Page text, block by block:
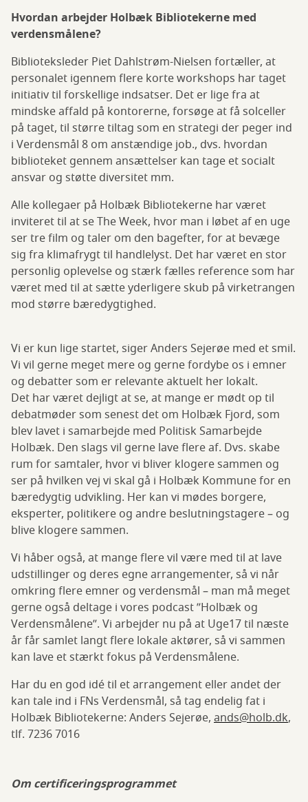
Hvordan arbejder Holbæk Bibliotekerne med
verdensmålene?
Biblioteksleder Piet Dahlstrøm-Nielsen fortæller, at
personalet igennem flere korte workshops har taget
initiativ til forskellige indsatser. Det er lige fra at
mindske affald på kontorerne, forsøge at få solceller
på taget, til større tiltag som en strategi der peger ind
i Verdensmål 8 om anstændige job., dvs. hvordan
biblioteket gennem ansættelser kan tage et socialt
ansvar og støtte diversitet mm.
Alle kollegaer på Holbæk Bibliotekerne har været
inviteret til at se The Week, hvor man i løbet af en uge
ser tre film og taler om den bagefter, for at bevæge
sig fra klimafrygt til handlelyst. Det har været en stor
personlig oplevelse og stærk fælles reference som har
været med til at sætte yderligere skub på virketrangen
mod større bæredygtighed.
Vi er kun lige startet, siger Anders Sejerøe med et smil.
Vi vil gerne meget mere og gerne fordybe os i emner
og debatter som er relevante aktuelt her lokalt.
Det har været dejligt at se, at mange er mødt op til
debatmøder som senest det om Holbæk Fjord, som
blev lavet i samarbejde med Politisk Samarbejde
Holbæk. Den slags vil gerne lave flere af. Dvs. skabe
rum for samtaler, hvor vi bliver klogere sammen og
ser på hvilken vej vi skal gå i Holbæk Kommune for en
bæredygtig udvikling. Her kan vi mødes borgere,
eksperter, politikere og andre beslutningstagere – og
blive klogere sammen.
Vi håber også, at mange flere vil være med til at lave
udstillinger og deres egne arrangementer, så vi når
omkring flere emner og verdensmål – man må meget
gerne også deltage i vores podcast ”Holbæk og
Verdensmålene”. Vi arbejder nu på at Uge17 til næste
år får samlet langt flere lokale aktører, så vi sammen
kan lave et stærkt fokus på Verdensmålene.
Har du en god idé til et arrangement eller andet der
kan tale ind i FNs Verdensmål, så tag endelig fat i
Holbæk Bibliotekerne: Anders Sejerøe, ands@holb.dk,
tlf. 7236 7016
Om certificeringsprogrammet